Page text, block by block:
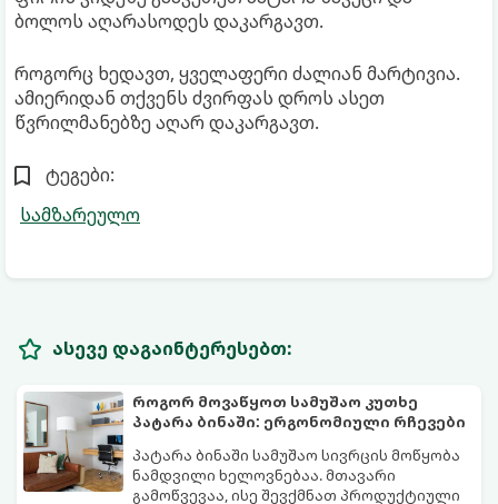
ბოლოს აღარასოდეს დაკარგავთ.
როგორც ხედავთ, ყველაფერი ძალიან მარტივია.
ამიერიდან თქვენს ძვირფას დროს ასეთ
წვრილმანებზე აღარ დაკარგავთ.
ტეგები:
სამზარეულო
ასევე დაგაინტერესებთ:
როგორ მოვაწყოთ სამუშაო კუთხე
პატარა ბინაში: ერგონომიული რჩევები
პატარა ბინაში სამუშაო სივრცის მოწყობა
ნამდვილი ხელოვნებაა. მთავარი
გამოწვევაა, ისე შევქმნათ პროდუქტიული